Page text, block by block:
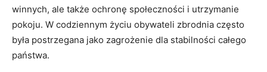
winnych, ale także ochronę społeczności i utrzymanie
pokoju. W codziennym życiu obywateli zbrodnia często
była postrzegana jako zagrożenie dla stabilności całego
państwa.